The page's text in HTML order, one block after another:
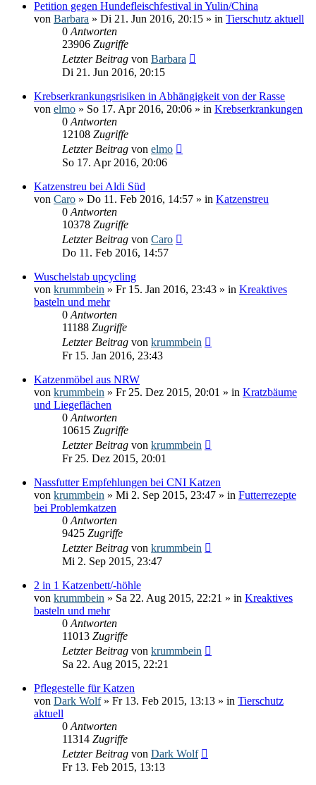
Petition gegen Hundefleischfestival in Yulin/China
von Barbara » Di 21. Jun 2016, 20:15 » in Tierschutz aktuell
0 Antworten
23906 Zugriffe
Letzter Beitrag von Barbara
Di 21. Jun 2016, 20:15
Krebserkrankungsrisiken in Abhängigkeit von der Rasse
von elmo » So 17. Apr 2016, 20:06 » in Krebserkrankungen
0 Antworten
12108 Zugriffe
Letzter Beitrag von elmo
So 17. Apr 2016, 20:06
Katzenstreu bei Aldi Süd
von Caro » Do 11. Feb 2016, 14:57 » in Katzenstreu
0 Antworten
10378 Zugriffe
Letzter Beitrag von Caro
Do 11. Feb 2016, 14:57
Wuschelstab upcycling
von krummbein » Fr 15. Jan 2016, 23:43 » in Kreaktives
basteln und mehr
0 Antworten
11188 Zugriffe
Letzter Beitrag von krummbein
Fr 15. Jan 2016, 23:43
Katzenmöbel aus NRW
von krummbein » Fr 25. Dez 2015, 20:01 » in Kratzbäume
und Liegeflächen
0 Antworten
10615 Zugriffe
Letzter Beitrag von krummbein
Fr 25. Dez 2015, 20:01
Nassfutter Empfehlungen bei CNI Katzen
von krummbein » Mi 2. Sep 2015, 23:47 » in Futterrezepte
bei Problemkatzen
0 Antworten
9425 Zugriffe
Letzter Beitrag von krummbein
Mi 2. Sep 2015, 23:47
2 in 1 Katzenbett/-höhle
von krummbein » Sa 22. Aug 2015, 22:21 » in Kreaktives
basteln und mehr
0 Antworten
11013 Zugriffe
Letzter Beitrag von krummbein
Sa 22. Aug 2015, 22:21
Pflegestelle für Katzen
von Dark Wolf» Fr 13. Feb 2015, 13:13 » in Tierschutz
aktuell
0 Antworten
11314 Zugriffe
Letzter Beitrag von Dark Wolf
Fr 13. Feb 2015, 13:13